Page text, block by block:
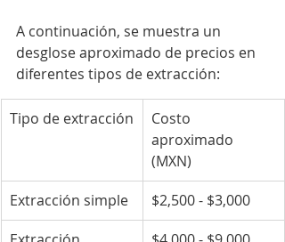
A continuación, se muestra un
desglose aproximado de precios en
diferentes tipos de extracción:
Tipo de extracción
Costo
aproximado
(MXN)
Extracción simple
$2,500 - $3,000